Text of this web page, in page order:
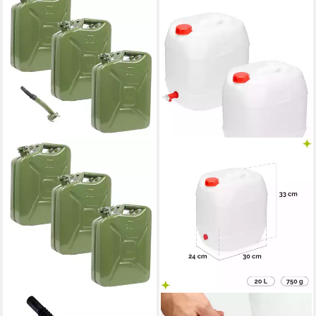
TRUTZHOLM GARRONDA